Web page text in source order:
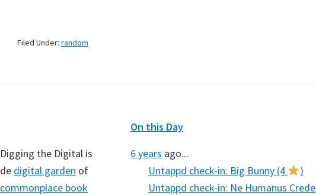
Filed Under: random
Digging the Digital is
de digital garden of
commonplace book
On this Day
6 years ago...
Untappd check-in: Big Bunny (4
)
Untappd check-in: Ne Humanus Crede